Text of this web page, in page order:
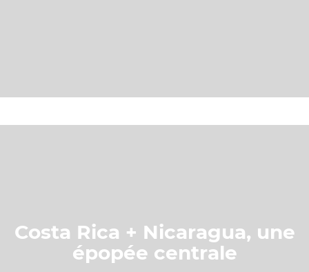
Costa Rica + Nicaragua, une
épopée centrale